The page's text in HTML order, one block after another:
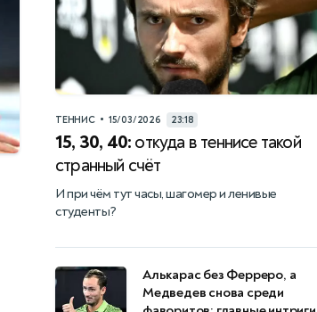
ТЕННИС • 15/03/2026 23:18
15, 30, 40: откуда в теннисе такой
странный счёт
И при чём тут часы, шагомер и ленивые
студенты?
Алькарас без Ферреро, а
Медведев снова среди